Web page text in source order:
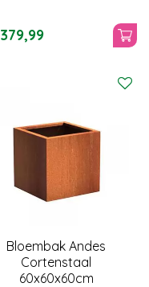
379,99
Bloembak Andes
Cortenstaal
60x60x60cm